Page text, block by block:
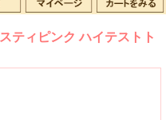
ティピンク ハイテストト